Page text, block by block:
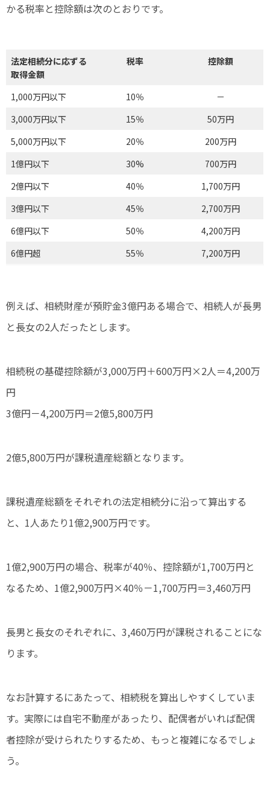
かる税率と控除額は次のとおりです。
法定相続分に応ずる
取得金額
税率 控除額
1,000万円以下 10％
－
3,000万円以下
15％
50万円
5,000万円以下
20％
200万円
1億円以下
30%
700万円
2億円以下
40％
1,700万円
3億円以下
45％
2,700万円
6億円以下
50％
4,200万円
6億円超
55％ 7,200万円
例えば、相続財産が預貯金3億円ある場合で、相続人が長男
と長女の2人だったとします。
相続税の基礎控除額が3,000万円＋600万円×2人＝4,200万
円
3億円－4,200万円＝2億5,800万円
2億5,800万円が課税遺産総額となります。
課税遺産総額をそれぞれの法定相続分に沿って算出する
と、1人あたり1億2,900万円です。
1億2,900万円の場合、税率が40％、控除額が1,700万円と
なるため、1億2,900万円×40％－1,700万円＝3,460万円
長男と長女のそれぞれに、3,460万円が課税されることにな
ります。
なお計算するにあたって、相続税を算出しやすくしていま
す。実際には自宅不動産があったり、配偶者がいれば配偶
者控除が受けられたりするため、もっと複雑になるでしょ
う。